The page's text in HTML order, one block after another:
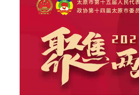
看天下 晋月读 最
太原日报 太原晚报 热